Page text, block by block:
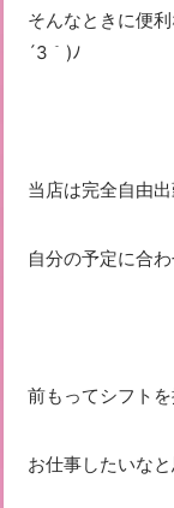
そんなときに便
´3｀)ﾉ
当店は完全自由
自分の予定に合
前もってシフト
お仕事したいな